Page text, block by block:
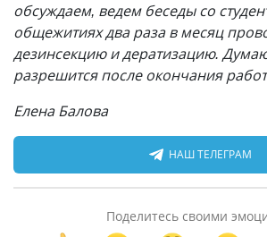
обсуждаем, ведем беседы со
общежитиях два раза в месяц
дезинсекцию и дератизацию.
разрешится после окончания
Елена Балова
НАШ ТЕЛЕГРАМ
Поделитесь своими